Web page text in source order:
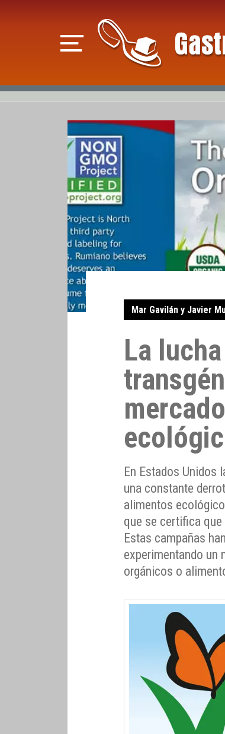
Mar Gavilán y Javier
La
En Estados Unidos
una constante
alimentos
que se certifica
Estas campañas
experimentando un
orgánicos o